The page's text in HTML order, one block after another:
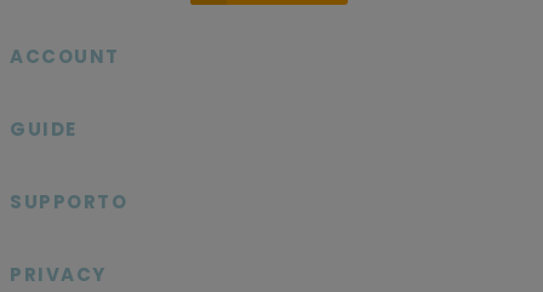
ACCOUNT
GUIDE
SUPPORTO
PRIVACY